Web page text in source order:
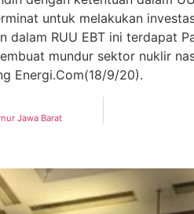
untuk melakukan
RUU EBT ini terdapat
mundur sektor nuklir
Energi.Com(18/9/20).
Jawa Barat